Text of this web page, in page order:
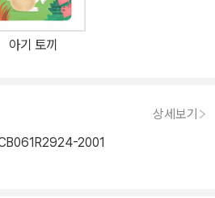
인형은 손가락 힘을 키워 소근육 발달에
정을 함께할 수 있는 귀엽고 사랑스러
어 베이거나 찍힐 위험이 적고, 국가통
동체인증마크인 CE마크를 받은 안전한
전하게 즐길 수 있는 <꼼지락 손가락
아기 토끼
상세보기
2001